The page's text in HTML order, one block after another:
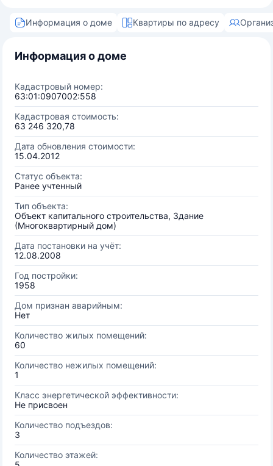
Информация о доме Квартиры по адресу
Информация о доме
Кадастровый номер:
63:01:0907002:558
Кадастровая стоимость:
63 246 320,78
Дата обновления стоимости:
15.04.2012
Статус объекта:
Ранее учтенный
Тип объекта:
Объект капитального строительства, Здание
(Многоквартирный дом)
Дата постановки на учёт:
12.08.2008
Год постройки:
1958
Дом признан аварийным:
Нет
Количество жилых помещений:
60
Количество нежилых помещений:
1
Класс энергетической эффективности:
Не присвоен
Количество подъездов:
3
Количество этажей: